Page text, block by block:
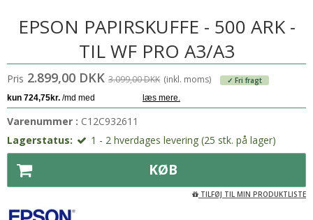
EPSON PAPIRSKUFFE - 500 ARK -
TIL WF PRO A3/A3
Pris 2.899,00 DKK 3.099,00 DKK (inkl. moms) ✓ Fri fragt
Varenummer : C12C932611
Lagerstatus:
1 - 2 hverdages levering (25 stk. på lager)
KØB
TILFØJ TIL MIN PRODUKTLISTE